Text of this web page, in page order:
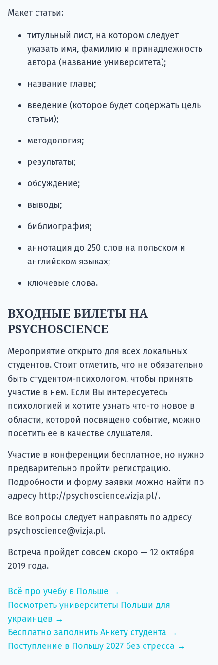
Макет статьи:
титульный лист, на котором следует
указать имя, фамилию и принадлежность
автора (название университета);
название главы;
введение (которое будет содержать цель
статьи);
методология;
результаты;
обсуждение;
выводы;
библиография;
аннотация до 250 слов на польском и
английском языках;
ключевые слова.
ВХОДНЫЕ БИЛЕТЫ НА
PSYCHOSCIENCE
Мероприятие открыто для всех локальных
студентов. Стоит отметить, что не обязательно
быть студентом-психологом, чтобы принять
участие в нем. Если Вы интересуетесь
психологией и хотите узнать что-то новое в
области, которой посвящено событие, можно
посетить ее в качестве слушателя.
Участие в конференции бесплатное, но нужно
предварительно пройти регистрацию.
Подробности и форму заявки можно найти по
адресу http://psychoscience.vizja.pl/.
Все вопросы следует направлять по адресу
psychoscience@vizja.pl.
Встреча пройдет совсем скоро — 12 октября
2019 года.
Всё про учебу в Польше →
Посмотреть университеты Польши для
украинцев →
Бесплатно заполнить Анкету студента →
Поступление в Польшу 2027 без стресса →